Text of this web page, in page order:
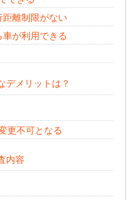
離制限がない
が利用できる
デメリットは？
更不可となる
内容